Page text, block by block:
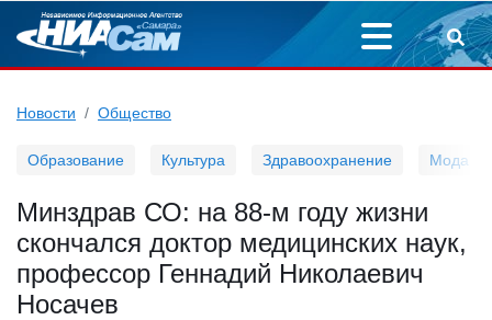
Новости Общество
Образование Культура Здравоохранение Мода
Минздрав СО: на 88-м году жизни
скончался доктор медицинских наук,
профессор Геннадий Николаевич
Носачев